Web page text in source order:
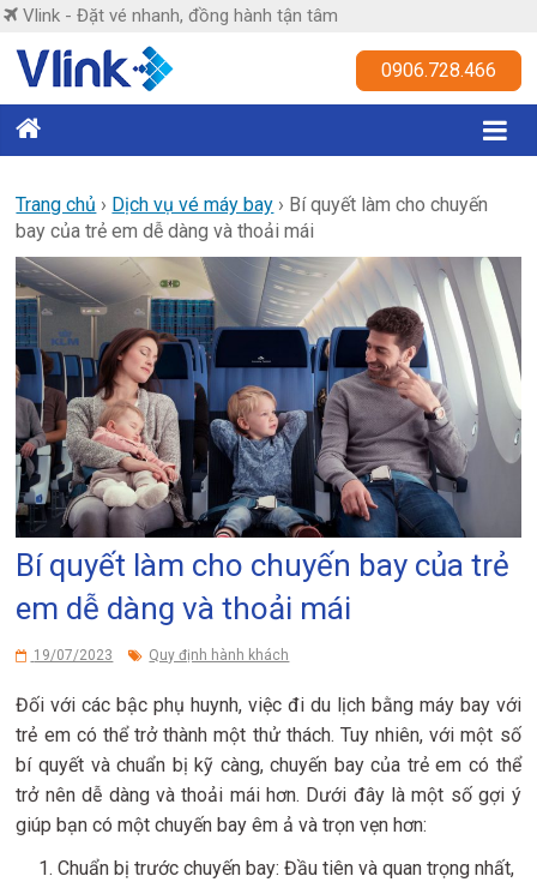
Skip
content
Vlink - Đặt vé nhanh, đồng hành tận tâm
Vlink
nhanh,
đồng
hành
tận
tâm
0906.728.466
Trang chủ › Dịch vụ vé máy bay › Bí quyết làm cho chuyến
bay của trẻ em dễ dàng và thoải mái
Bí quyết làm cho chuyến bay của trẻ
em dễ dàng và thoải mái
19/07/2023 Quy định hành khách
Đối với các bậc phụ huynh, việc đi du lịch bằng máy bay với
trẻ em có thể trở thành một thử thách. Tuy nhiên, với một số
bí quyết và chuẩn bị kỹ càng, chuyến bay của trẻ em có thể
trở nên dễ dàng và thoải mái hơn. Dưới đây là một số gợi ý
giúp bạn có một chuyến bay êm ả và trọn vẹn hơn:
Chuẩn bị trước chuyến bay: Đầu tiên và quan trọng nhất,